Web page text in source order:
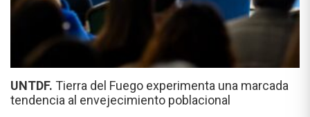
UNTDF. Tierra del Fuego experimenta una marcada
tendencia al envejecimiento poblacional